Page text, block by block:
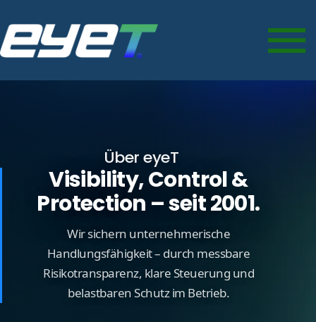
Über eyeT
Visibility, Control &
Protection – seit 2001.
Wir sichern unternehmerische
Handlungsfähigkeit – durch messbare
Risikotransparenz, klare Steuerung und
belastbaren Schutz im Betrieb.